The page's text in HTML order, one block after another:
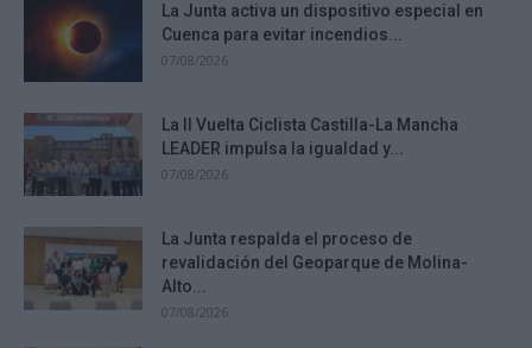
La Junta activa un dispositivo especial en
Cuenca para evitar incendios...
07/08/2026
La II Vuelta Ciclista Castilla-La Mancha
LEADER impulsa la igualdad y...
07/08/2026
La Junta respalda el proceso de
revalidación del Geoparque de Molina-
Alto...
07/08/2026